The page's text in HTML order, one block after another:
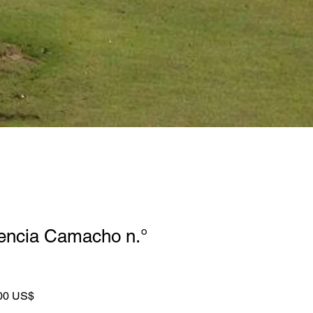
Camacho n.°
US$Precio